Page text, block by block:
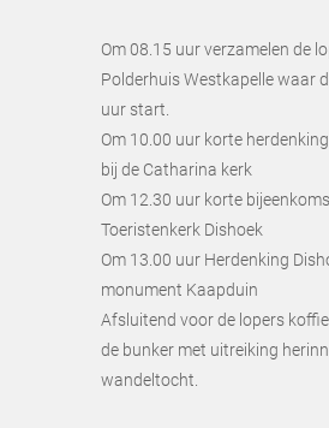
Om 08.15 uur verzamelen de
Polderhuis Westkapelle waar
uur start.
Om 10.00 uur korte
bij de Catharina kerk
Om 12.30 uur korte
Toeristenkerk Dishoek
Om 13.00 uur Herdenking
monument Kaapduin
Afsluitend voor de lopers
de bunker met uitreiking
wandeltocht.